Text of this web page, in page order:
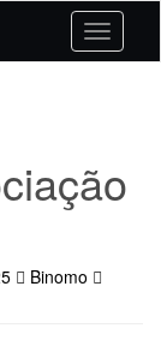
Toggle
Binomo